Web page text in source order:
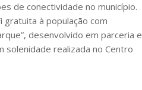
de conectividade no município.
à população com
desenvolvido em parceria e
realizada no Centro